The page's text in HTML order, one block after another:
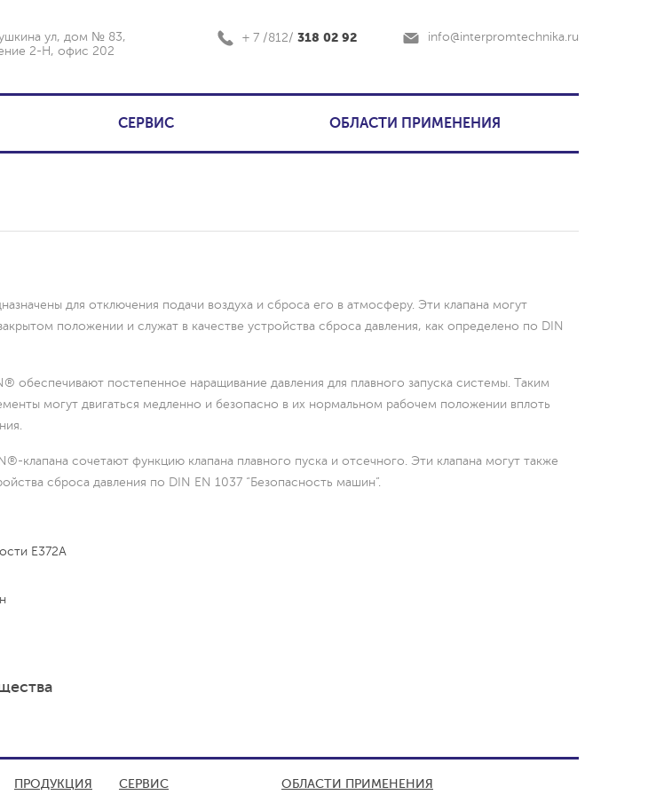
ул, дом № 83,
2-Н, офис 202
+ 7 /812/ 318 02 92 info@interpromtechnika.ru
СЕРВИС ОБЛАСТИ ПРИМЕНЕНИЯ
для отключения подачи воздуха и сброса его в атмосферу. Эти клапана могут
положении и служат в качестве устройства сброса давления, как определено по DIN
обеспечивают постепенное наращивание давления для плавного запуска системы. Таким
могут двигаться медленно и безопасно в их нормальном рабочем положении вплоть
клапана сочетают функцию клапана плавного пуска и отсечного. Эти клапана могут также
сброса давления по DIN EN 1037 “Безопасность машин”.
E372A
ПРОДУКЦИЯ СЕРВИС ОБЛАСТИ ПРИМЕНЕНИЯ